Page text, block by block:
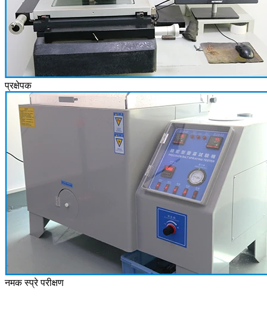
प्रक्षेपक
नमक स्प्रे परीक्षण